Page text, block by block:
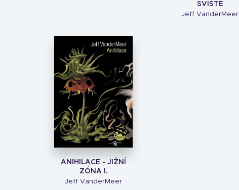
SVIŠTĚ
Jeff VanderMeer
ANIHILACE - JIŽNÍ
ZÓNA I.
Jeff VanderMeer